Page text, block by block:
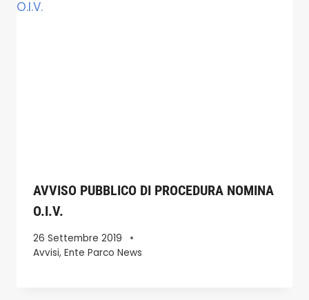
AVVISO PUBBLICO DI PROCEDURA NOMINA
O.I.V.
26 Settembre 2019
Avvisi, Ente Parco News